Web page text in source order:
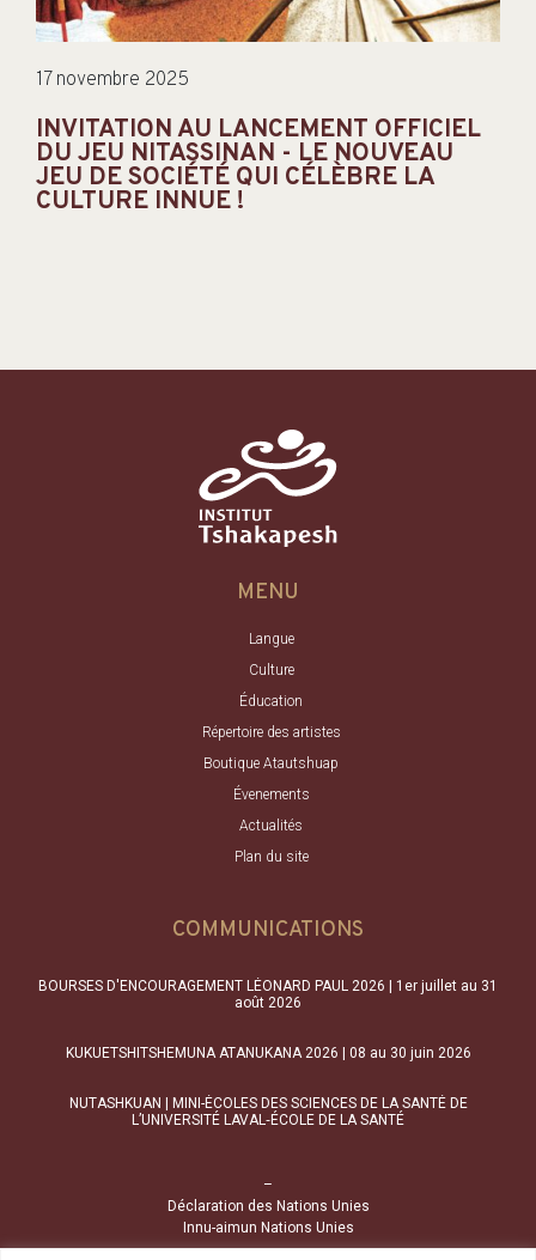
17 novembre 2025
INVITATION AU LANCEMENT OFFICIEL
DU JEU NITASSINAN - LE NOUVEAU
JEU DE SOCIÉTÉ QUI CÉLÈBRE LA
CULTURE INNUE !
MENU
Langue
Culture
Éducation
Répertoire des artistes
Boutique Atautshuap
Évenements
Actualités
Plan du site
COMMUNICATIONS
BOURSES D'ENCOURAGEMENT LÉONARD PAUL 2026 | 1er juillet au 31
août 2026
KUKUETSHITSHEMUNA ATANUKANA 2026 | 08 au 30 juin 2026
NUTASHKUAN | MINI-ÉCOLES DES SCIENCES DE LA SANTÉ DE
L’UNIVERSITÉ LAVAL‑ÉCOLE DE LA SANTÉ
–
Déclaration des Nations Unies
Innu-aimun Nations Unies